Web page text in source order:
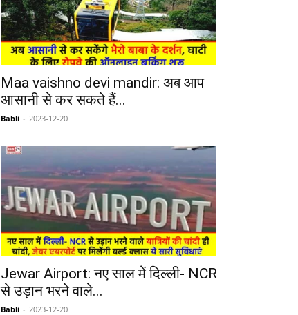
Maa vaishno devi mandir: अब आप
आसानी से कर सकते हैं...
Babli - 2023-12-20
Jewar Airport: नए साल में दिल्ली- NCR
से उड़ान भरने वाले...
Babli - 2023-12-20